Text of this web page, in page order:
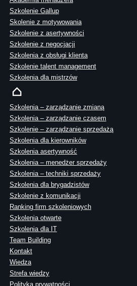
Szkolenie Gallup
Skolenie z motywowania
Szkolenie z asertywności
Szkolenie z negocjacji
Szkolenia z obsługi klienta
Szkolenie talent management
Szkolenia dla mistrzów
Szkolenia – zarządzanie zmianą
Szkolenia – zarządzanie czasem
Szkolenie – zarządzanie sprzedażą
Szkolenia dla kierowników
Szkolenia asertywność
Szkolenia – menedżer sprzedaży
Szkolenia – techniki sprzedaży
Szkolenia dla brygadzistów
Szkolenie z komunikacji
Ranking firm szkoleniowych
Szkolenia otwarte
Szkolenia dla IT
Team Building
Kontakt
Wiedza
Strefa wiedzy
Polityka prywatności